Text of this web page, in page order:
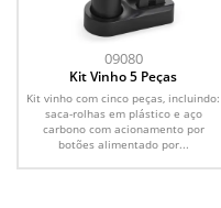
09080
Kit Vinho 5 Peças
Kit vinho com cinco peças, incluindo:
saca-rolhas em plástico e aço
carbono com acionamento por
botões alimentado por...